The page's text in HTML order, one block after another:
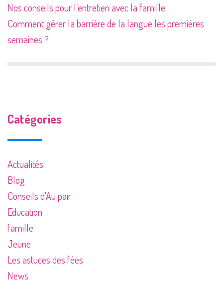
Nos conseils pour l’entretien avec la famille
Comment gérer la barrière de la langue les premières
semaines ?
Catégories
Actualités
Blog
Conseils d'Au pair
Education
famille
Jeune
Les astuces des fées
News